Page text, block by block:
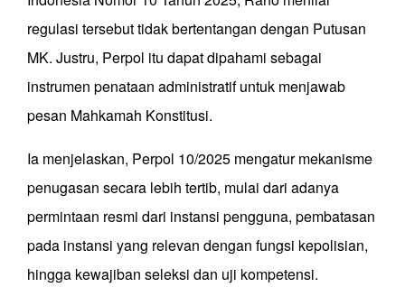
regulasi tersebut tidak bertentangan dengan Putusan
MK. Justru, Perpol itu dapat dipahami sebagai
instrumen penataan administratif untuk menjawab
pesan Mahkamah Konstitusi.
Ia menjelaskan, Perpol 10/2025 mengatur mekanisme
penugasan secara lebih tertib, mulai dari adanya
permintaan resmi dari instansi pengguna, pembatasan
pada instansi yang relevan dengan fungsi kepolisian,
hingga kewajiban seleksi dan uji kompetensi.